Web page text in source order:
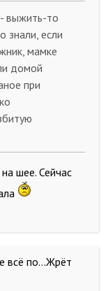
выжить-то
знали, если
мамке
домой
при
шее. Сейчас
всё по...Жрёт